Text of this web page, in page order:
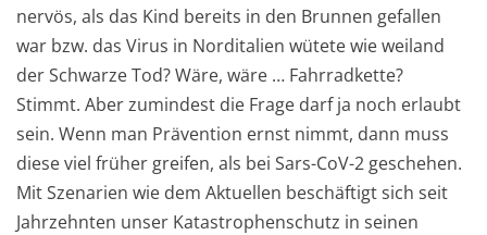
nervös, als das Kind bereits in den Brunnen gefallen
war bzw. das Virus in Norditalien wütete wie weiland
der Schwarze Tod? Wäre, wäre … Fahrradkette?
Stimmt. Aber zumindest die Frage darf ja noch erlaubt
sein. Wenn man Prävention ernst nimmt, dann muss
diese viel früher greifen, als bei Sars-CoV-2 geschehen.
Mit Szenarien wie dem Aktuellen beschäftigt sich seit
Jahrzehnten unser Katastrophenschutz in seinen